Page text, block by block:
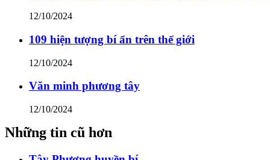
12/10/2024
109 hiện tượng bí ẩn trên thế giới
12/10/2024
Văn minh phương tây
12/10/2024
Những tin cũ hơn